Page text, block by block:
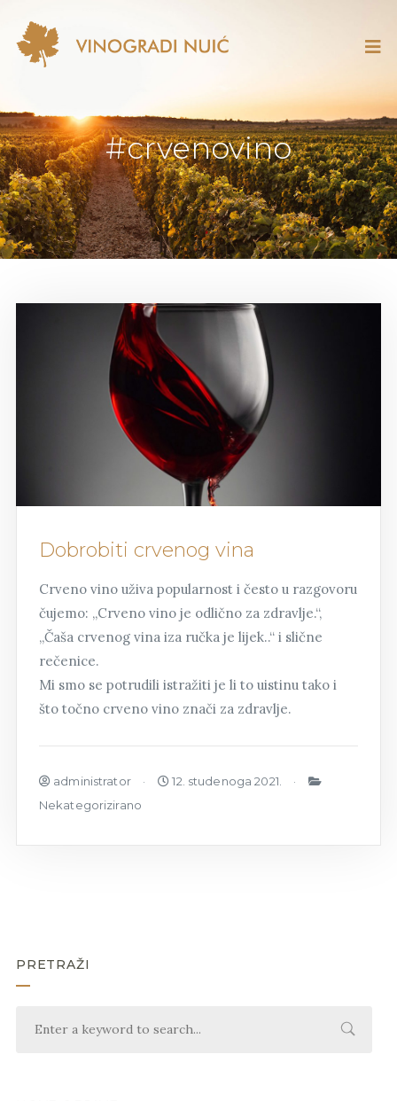
#crvenovino
Dobrobiti crvenog vina
Crveno vino uživa popularnost i često u razgovoru
čujemo: „Crveno vino je odlično za zdravlje.“,
„Čaša crvenog vina iza ručka je lijek..“ i slične
rečenice.
Mi smo se potrudili istražiti je li to uistinu tako i
što točno crveno vino znači za zdravlje.
administrator
12. studenoga 2021.
Nekategorizirano
PRETRAŽI